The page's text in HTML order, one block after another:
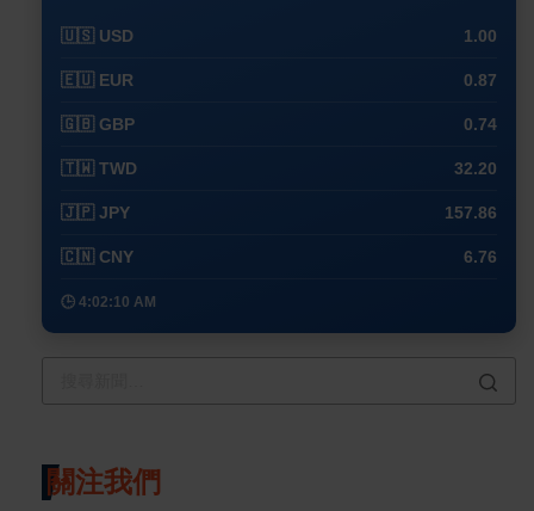
🇺🇸 USD 1.00
🇪🇺 EUR 0.87
🇬🇧 GBP 0.74
🇹🇼 TWD 32.20
🇯🇵 JPY 157.86
🇨🇳 CNY 6.76
🕒 4:02:10 AM
關注我們